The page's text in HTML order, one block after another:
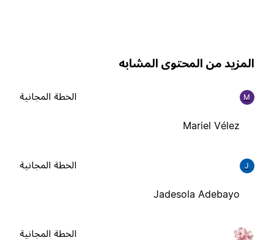
من المحتوى المشابه
Mariel Vélez
الخطة المجانية
Jadesola Adebayo
الخطة المجانية
الخطة المجانية